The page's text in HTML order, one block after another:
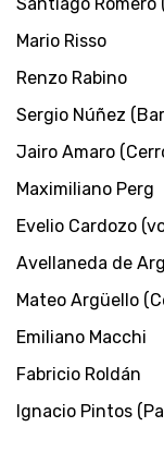
Mario Risso
Renzo Rabino
Sergio Núñez
Jairo Amaro
Maximiliano Perg
Evelio Cardozo
Avellaneda de
Mateo Argüello
Emiliano Macchi
Fabricio Roldán
Ignacio Pintos